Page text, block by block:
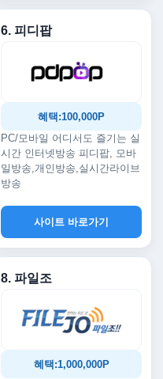
6. 피디팝
혜택:100,000P
PC/모바일 어디서도 즐기는 실
시간 인터넷방송 피디팝, 모바
일방송,개인방송,실시간라이브
방송
사이트 바로가기
8. 파일조
혜택:1,000,000P